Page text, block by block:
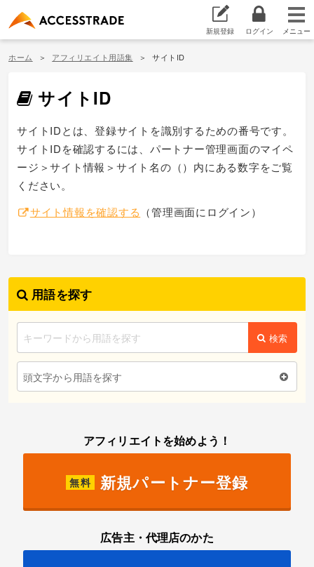
新規登録 ログイン
ホーム アフィリエイト用語集 サイトID
サイトID
サイトIDとは、登録サイトを識別するための番号です。
サイトIDを確認するには、パートナー管理画面のマイペ
ージ＞サイト情報＞サイト名の（）内にある数字をご覧
ください。
サイト情報を確認する （管理画面にログイン）
用語を探す
検索
頭文字から用語を探す
アフィリエイトを始めよう！
無料 新規パートナー登録
広告主・代理店のかた